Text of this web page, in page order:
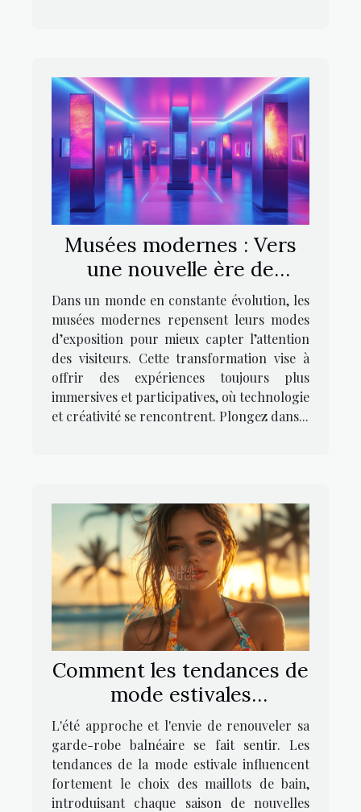
Musées modernes : Vers
une nouvelle ère de
l’exposition
Dans un monde en constante évolution, les
musées modernes repensent leurs modes
d’exposition pour mieux capter l’attention
des visiteurs. Cette transformation vise à
offrir des expériences toujours plus
immersives et participatives, où technologie
et créativité se rencontrent. Plongez dans...
Comment les tendances de
mode estivales
influencent-elles le choix
des maillots de bain ?
L'été approche et l'envie de renouveler sa
garde-robe balnéaire se fait sentir. Les
tendances de la mode estivale influencent
fortement le choix des maillots de bain,
introduisant chaque saison de nouvelles